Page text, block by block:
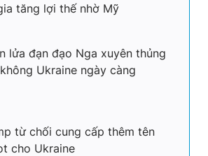
tăng lợi thế nhờ Mỹ
lửa đạn đạo Nga xuyên thủng
Ukraine ngày càng
từ chối cung cấp thêm tên
cho Ukraine